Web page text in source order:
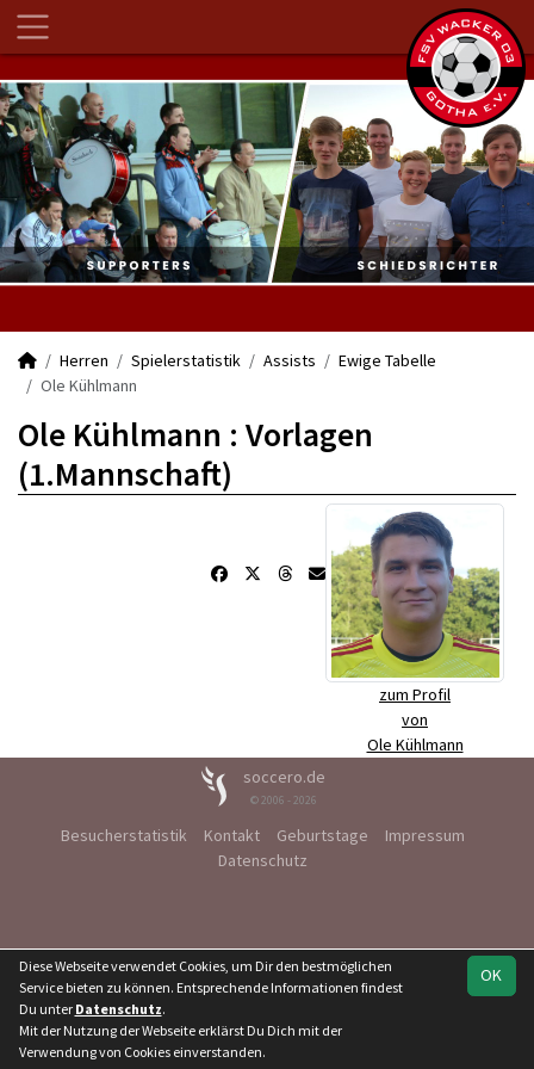
Herren Spielerstatistik Assists
Ewige Tabelle
Ole Kühlmann
Ole Kühlmann : Vorlagen
(1.Mannschaft)
zum Profil
von
Ole Kühlmann
soccero.de
© 2006 - 2026
Besucherstatistik Kontakt Geburtstage
Impressum
Datenschutz
OK
Diese Webseite verwendet Cookies, um Dir den bestmöglichen
Service bieten zu können. Entsprechende Informationen findest
Du unter Datenschutz.
Mit der Nutzung der Webseite erklärst Du Dich mit der
Verwendung von Cookies einverstanden.